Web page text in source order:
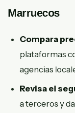
Marruecos
Compara
plataformas
agencias
Revisa el
a terceros y